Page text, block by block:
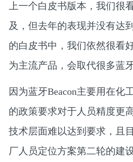
上一个白皮书版本，我们很
及，但去年的表现并没有达
的白皮书中，我们依然很看
为主流产品，会取代很多蓝牙
因为蓝牙Beacon主要用在化
的政策要求对于人员精度更
技术层面难以达到要求，且
厂人员定位方案第二轮的建